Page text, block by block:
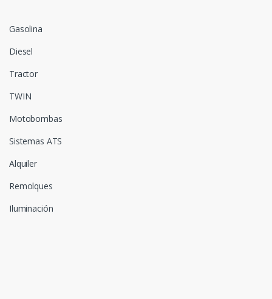
Gasolina
Diesel
Tractor
TWIN
Motobombas
Sistemas ATS
Alquiler
Remolques
Iluminación